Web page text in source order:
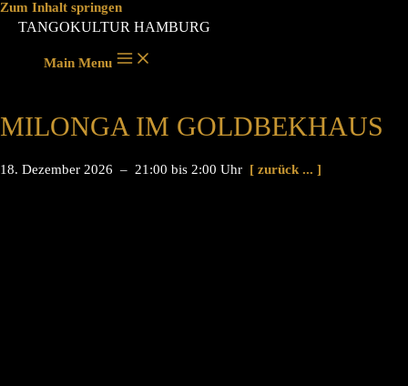
Zum Inhalt springen
TANGOKULTUR HAMBURG
Main Menu
MILONGA IM GOLDBEKHAUS
18. Dezember 2026 – 21:00 bis 2:00 Uhr [ zurück ... ]